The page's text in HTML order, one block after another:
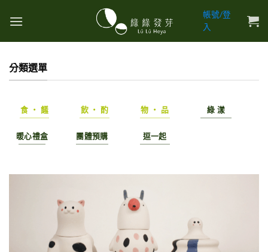
帳號/登
入
分類選單
食 ・ 饈 飲 ・ 酌 物 ・ 品 綠 漾
暖心禮盒 團體預購 逗一起